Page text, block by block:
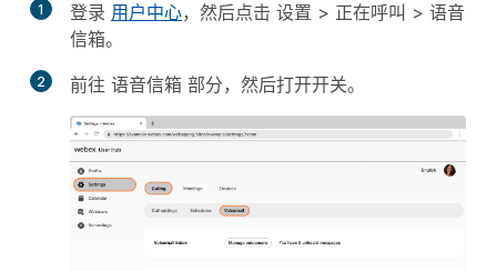
1 登录 用户中心，然后点击 设置 > 正在呼叫 > 语音
信箱。
2 前往 语音信箱 部分，然后打开开关。